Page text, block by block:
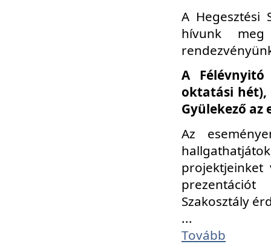
A Hegesztési
hívunk
A
oktatási hét),
Gyülekező az
Az
Szakosztály
...
Tovább